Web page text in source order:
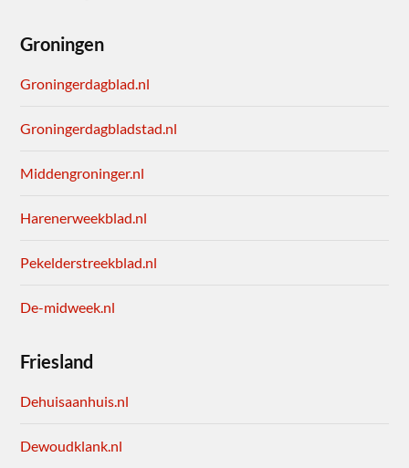
Groningen
Groningerdagblad.nl
Groningerdagbladstad.nl
Middengroninger.nl
Harenerweekblad.nl
Pekelderstreekblad.nl
De-midweek.nl
Friesland
Dehuisaanhuis.nl
Dewoudklank.nl